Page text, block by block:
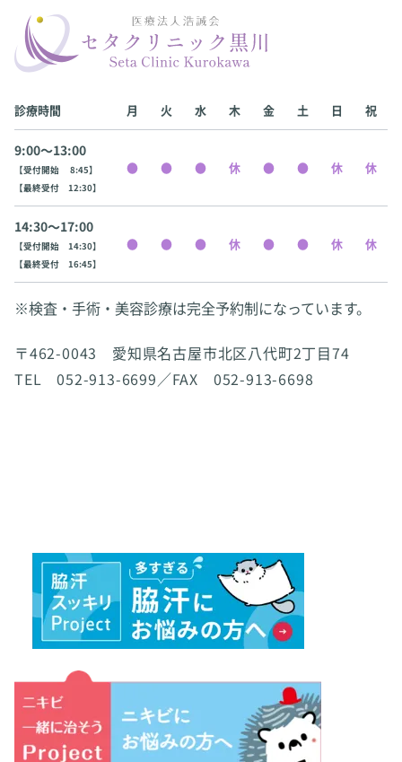
診療時間 月 火 水 木 金 土 日 祝
9:00〜13:00
【受付開始 8:45】
【最終受付 12:30】
14:30〜17:00
【受付開始 14:30】
【最終受付 16:45】
※検査・手術・美容診療は完全予約制になっています。
〒462-0043 愛知県名古屋市北区八代町2丁目74
TEL 052-913-6699／FAX 052-913-6698